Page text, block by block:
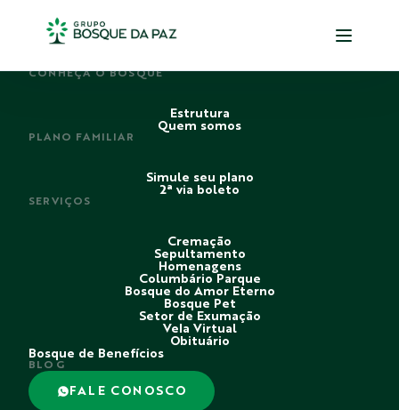
CONHEÇA O BOSQUE
Estrutura
Quem somos
PLANO FAMILIAR
Simule seu plano
2ª via boleto
SERVIÇOS
Cremação
Sepultamento
Homenagens
Columbário Parque
Bosque do Amor Eterno
Bosque Pet
Setor de Exumação
Vela Virtual
Obituário
Bosque de Benefícios
BLOG
FALE CONOSCO